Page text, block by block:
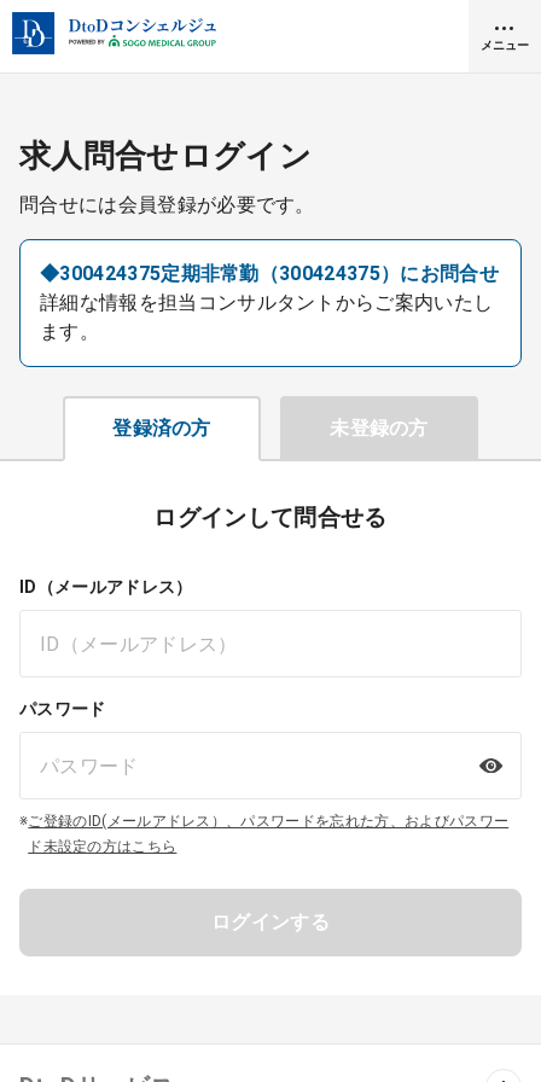
メニュー
クリニック開業
DtoDとは
お問合せ
医院の譲渡・売却をお考えの方
採用をお考えの医療機関の方
求人問合せログイン
問合せには会員登録が必要です。
◆300424375定期非常勤（300424375）にお問合せ
詳細な情報を担当コンサルタントからご案内いたし
ます。
登録済の方 未登録の方
ログインして問合せる
ID（メールアドレス）
パスワード
※ご登録のID(メールアドレス）、パスワードを忘れた方、およびパスワー
ド未設定の方はこちら
ログインする